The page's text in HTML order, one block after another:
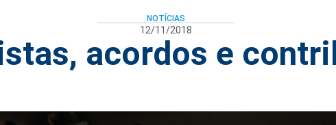
NOTÍCIAS
12/11/2018
acordos e